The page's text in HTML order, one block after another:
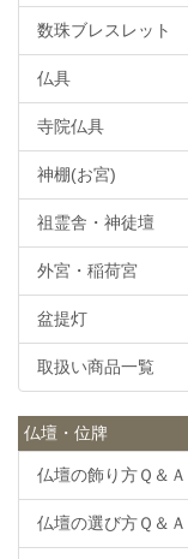
数珠ブレスレット
仏具
寺院仏具
神棚(お宮)
祖霊舎・神徒壇
外宮・稲荷宮
盆提灯
取扱い商品一覧
仏壇・位牌
仏壇の飾り方Ｑ＆Ａ
仏壇の選び方Ｑ＆Ａ